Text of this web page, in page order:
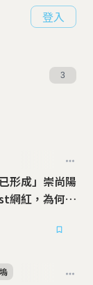
登入
3
形成」崇尚陽
網紅，為何能